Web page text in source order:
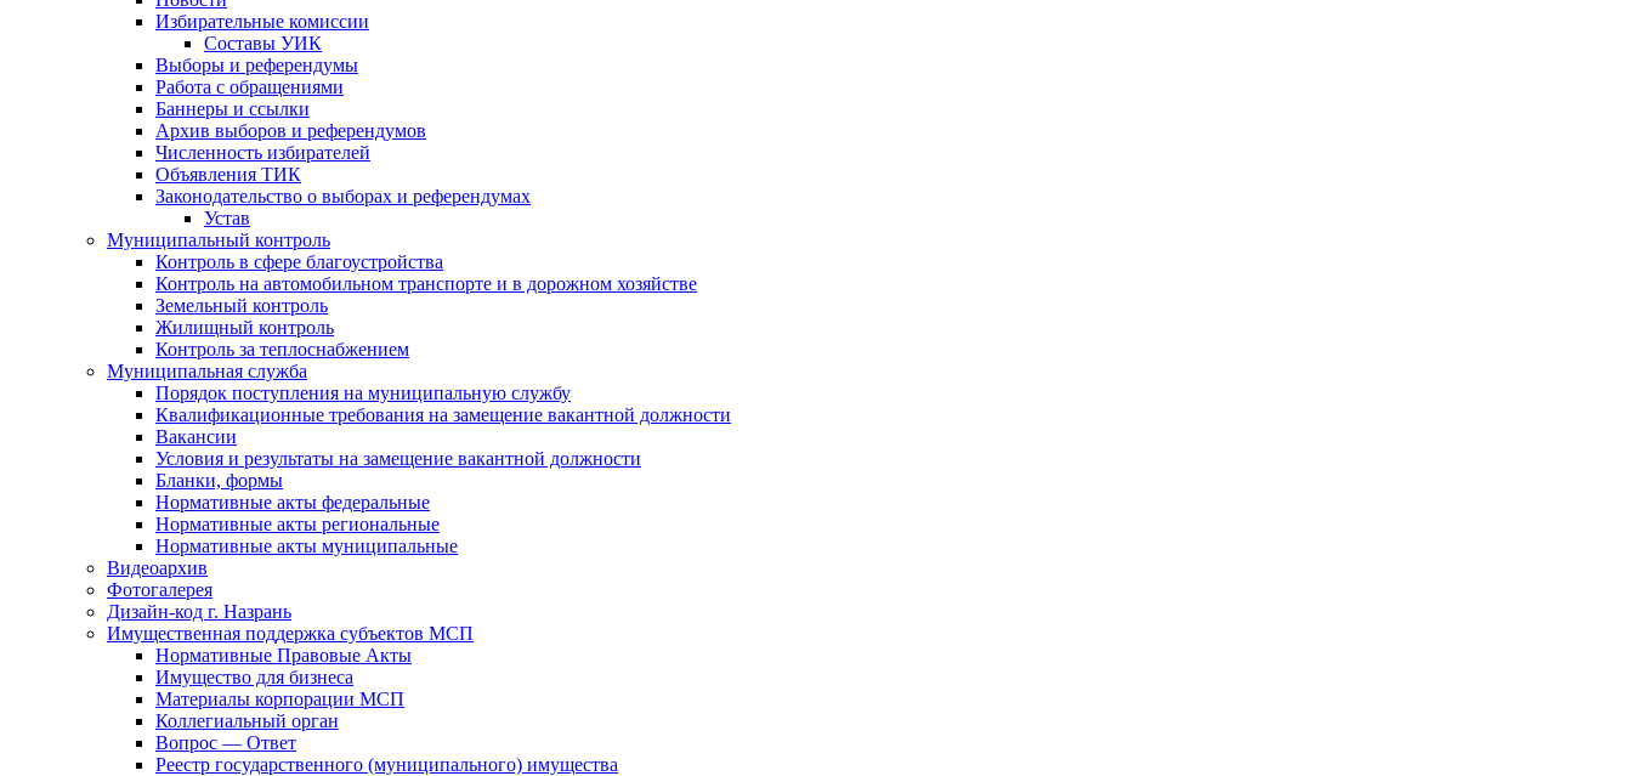
Избирательные комиссии
Составы УИК
Выборы и референдумы
Работа с обращениями
Баннеры и ссылки
Архив выборов и референдумов
Численность избирателей
Объявления ТИК
Законодательство о выборах и референдумах
Устав
Муниципальный контроль
Контроль в сфере благоустройства
Контроль на автомобильном транспорте и в дорожном хозяйстве
Земельный контроль
Жилищный контроль
Контроль за теплоснабжением
Муниципальная служба
Порядок поступления на муниципальную службу
Квалификационные требования на замещение вакантной должности
Вакансии
Условия и результаты на замещение вакантной должности
Бланки, формы
Нормативные акты федеральные
Нормативные акты региональные
Нормативные акты муниципальные
Видеоархив
Фотогалерея
Дизайн-код г. Назрань
Имущественная поддержка субъектов МСП
Нормативные Правовые Акты
Имущество для бизнеса
Материалы корпорации МСП
Коллегиальный орган
Вопрос — Ответ
Реестр государственного (муниципального) имущества